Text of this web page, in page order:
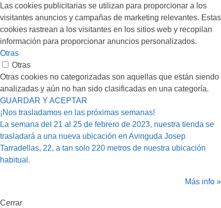
Las cookies publicitarias se utilizan para proporcionar a los
visitantes anuncios y campañas de marketing relevantes. Estas
cookies rastrean a los visitantes en los sitios web y recopilan
información para proporcionar anuncios personalizados.
Otras
Otras
Otras cookies no categorizadas son aquellas que están siendo
analizadas y aún no han sido clasificadas en una categoría.
GUARDAR Y ACEPTAR
¡Nos trasladamos en las próximas semanas!
La semana del 21 al 25 de febrero de 2023, nuestra tienda se
trasladará a una nueva ubicación en Avinguda Josep
Tarradellas, 22, a tan solo 220 metros de nuestra ubicación
habitual.
Más info »
Cerrar